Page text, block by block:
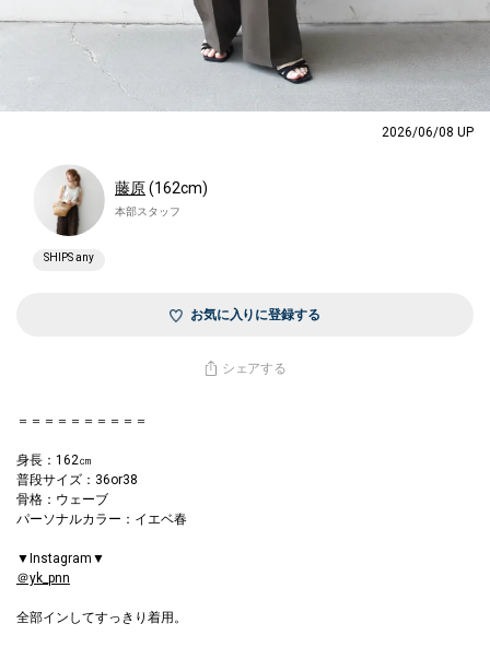
2026/06/08 UP
藤原(162cm)
本部スタッフ
SHIPS any
お気に入りに登録する
シェアする
＝＝＝＝＝＝＝＝＝＝
身長：162㎝
普段サイズ：36or38
骨格：ウェーブ
パーソナルカラー：イエベ春
▼Instagram▼
＠yk_pnn
全部インしてすっきり着用。